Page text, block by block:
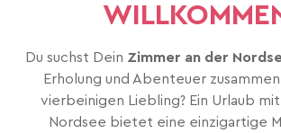
Du suchst Dein Zimmer an der
Erholung und Abenteuer
vierbeinigen Liebling? Ein Urlaub
Nordsee bietet eine einzigartige